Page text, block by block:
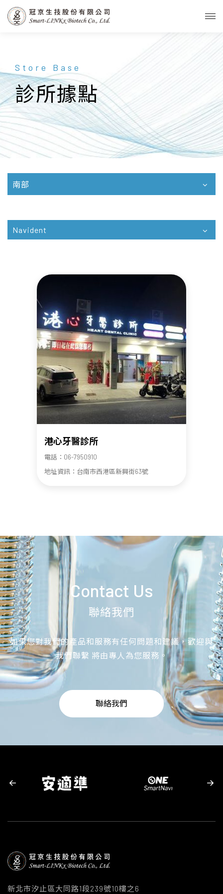
Store Base
診所據點
南部
Navident
港心牙醫診所
電話：06-7950910
地址資訊：台南市西港區新興街63號
Contact Us
聯絡我們
如果您對我們的產品和服務有任何問題和建議，歡迎與
我們聯繫 將由專人為您服務。
聯絡我們
新北市汐止區大同路1段239號10樓之6